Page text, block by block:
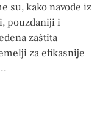
su, kako navode iz
pouzdaniji i
zaštita
za efikasnije